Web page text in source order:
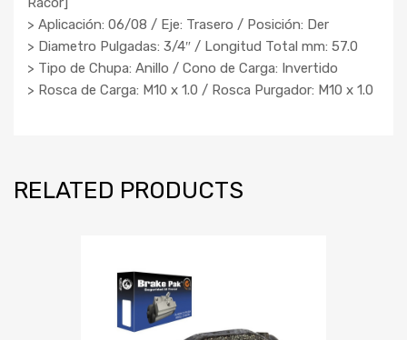
> Aplicación: 06/08 / Eje: Trasero / Posición: Der
> Diametro Pulgadas: 3/4″ / Longitud Total mm: 57.0
> Tipo de Chupa: Anillo / Cono de Carga: Invertido
> Rosca de Carga: M10 x 1.0 / Rosca Purgador: M10 x 1.0
RELATED PRODUCTS